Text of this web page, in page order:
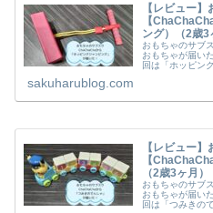
【レビュー
【
ング）（2歳3
おもちゃのサブ
おもちゃが届い
回は「ホッピン
sakuharublog.com
【レビュー
【
（2歳3ヶ月）
おもちゃのサブ
おもちゃが届い
回は「つみきの